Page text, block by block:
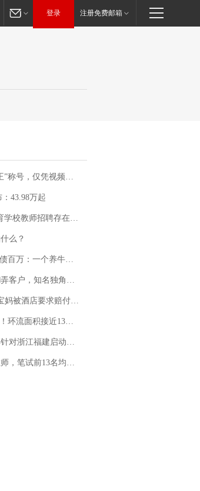
登录 注册免费邮箱
频评出？中国烹饪协会回应
43.98万起
为”：已启动问责程序 副校长被停职
么？
，谁该为农户的贷款买单丨红星调查
取措施，“本人长期与美国交管局保持沟通，对方表示肯定”
酒店回复：骨瓷定制！网友一查价格，吵翻了
积接近13个浙江那么大
动防汛防台风四级应急响应
局：已叫停招聘，成立调查组全面核查